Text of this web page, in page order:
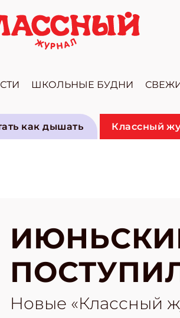
ШКОЛЬНЫЕ БУДНИ
как дышать Классный
Новые «Классный